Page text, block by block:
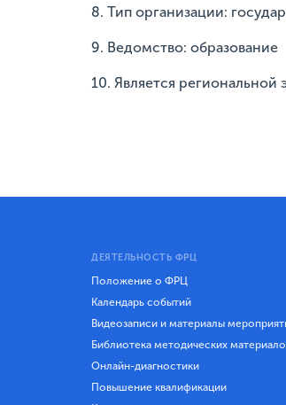
8. Тип организации:
9. Ведомство: образование
10. Является
ДЕЯТЕЛЬНОСТЬ ФРЦ
Положение о ФРЦ
Календарь событий
Видеозаписи и материалы
Библиотека методических
Онлайн-диагностики
Повышение квалификации